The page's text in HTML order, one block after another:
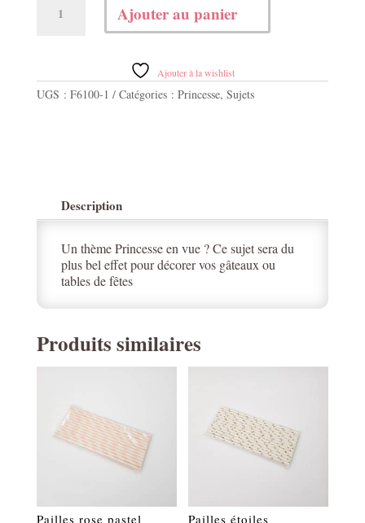
Ajouter au panier
Ajouter à la wishlist
UGS : F6100-1 Catégories : Princesse, Sujets
Description
Un thème Princesse en vue ? Ce sujet sera du
plus bel effet pour décorer vos gâteaux ou
tables de fêtes
Produits similaires
Pailles rose pastel Pailles étoiles